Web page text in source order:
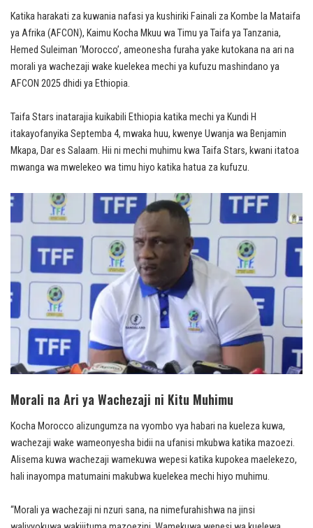
Katika harakati za kuwania nafasi ya kushiriki Fainali za Kombe la Mataifa
ya Afrika (AFCON), Kaimu Kocha Mkuu wa Timu ya Taifa ya Tanzania,
Hemed Suleiman ‘Morocco’, ameonesha furaha yake kutokana na ari na
morali ya wachezaji wake kuelekea mechi ya kufuzu mashindano ya
AFCON 2025 dhidi ya Ethiopia.
Taifa Stars inatarajia kuikabili Ethiopia katika mechi ya Kundi H
itakayofanyika Septemba 4, mwaka huu, kwenye Uwanja wa Benjamin
Mkapa, Dar es Salaam. Hii ni mechi muhimu kwa Taifa Stars, kwani itatoa
mwanga wa mwelekeo wa timu hiyo katika hatua za kufuzu.
Morali na Ari ya Wachezaji ni Kitu Muhimu
Kocha Morocco alizungumza na vyombo vya habari na kueleza kuwa,
wachezaji wake wameonyesha bidii na ufanisi mkubwa katika mazoezi.
Alisema kuwa wachezaji wamekuwa wepesi katika kupokea maelekezo,
hali inayompa matumaini makubwa kuelekea mechi hiyo muhimu.
“Morali ya wachezaji ni nzuri sana, na nimefurahishwa na jinsi